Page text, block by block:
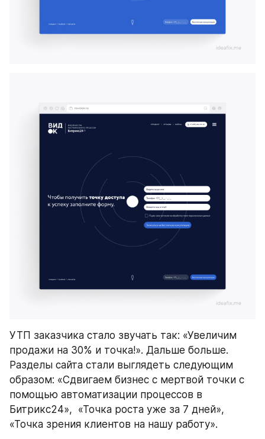
УТП заказчика стало звучать так: «Увеличим
продажи на 30% и точка!». Дальше больше.
Разделы сайта стали выглядеть следующим
образом: «Сдвигаем бизнес с мертвой точки с
помощью автоматизации процессов в
Битрикс24»,  «Точка роста уже за 7 дней»,
«Точка зрения клиентов на нашу работу».